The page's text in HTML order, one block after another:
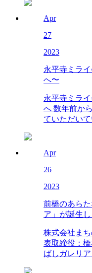
Apr
27
2023
永平寺ミラ
へ〜
永平寺ミラ
へ 数年前か
ていただい
Apr
26
2023
前橋のあら
ア」が誕生
株式会社ま
表取締役：
ばしガレリ